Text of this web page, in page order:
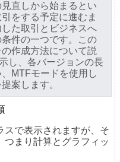
直しから始まるとい
をする予定に進むま
た取引とビジネスへ
件の一つです。この
作成方法について説
し、各バージョンの長
MTFモードを使用し
案します。
スで表示されますが、そ
つまり計算とグラフィッ